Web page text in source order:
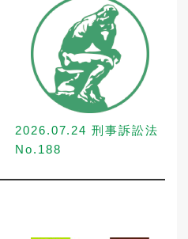
2026.07.24 刑事訴訟法
No.188